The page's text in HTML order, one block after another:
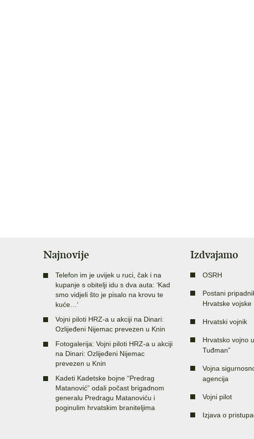
Najnovije
Telefon im je uvijek u ruci, čak i na
kupanje s obitelji idu s dva auta: ‘Kad
smo vidjeli što je pisalo na krovu te
kuće…‘
Vojni piloti HRZ-a u akciji na Dinari:
Ozlijeđeni Nijemac prevezen u Knin
Fotogalerija: Vojni piloti HRZ-a u akciji
na Dinari: Ozlijeđeni Nijemac
prevezen u Knin
Kadeti Kadetske bojne “Predrag
Matanović” odali počast brigadnom
generalu Predragu Matanoviću i
poginulim hrvatskim braniteljima
Izdvajamo
OSRH
Postani
Hrvatske vojske
Hrvatski vojnik
Hrvatsko vojno
Tuđman”
Vojna
agencija
Vojni pilot
Izjava o